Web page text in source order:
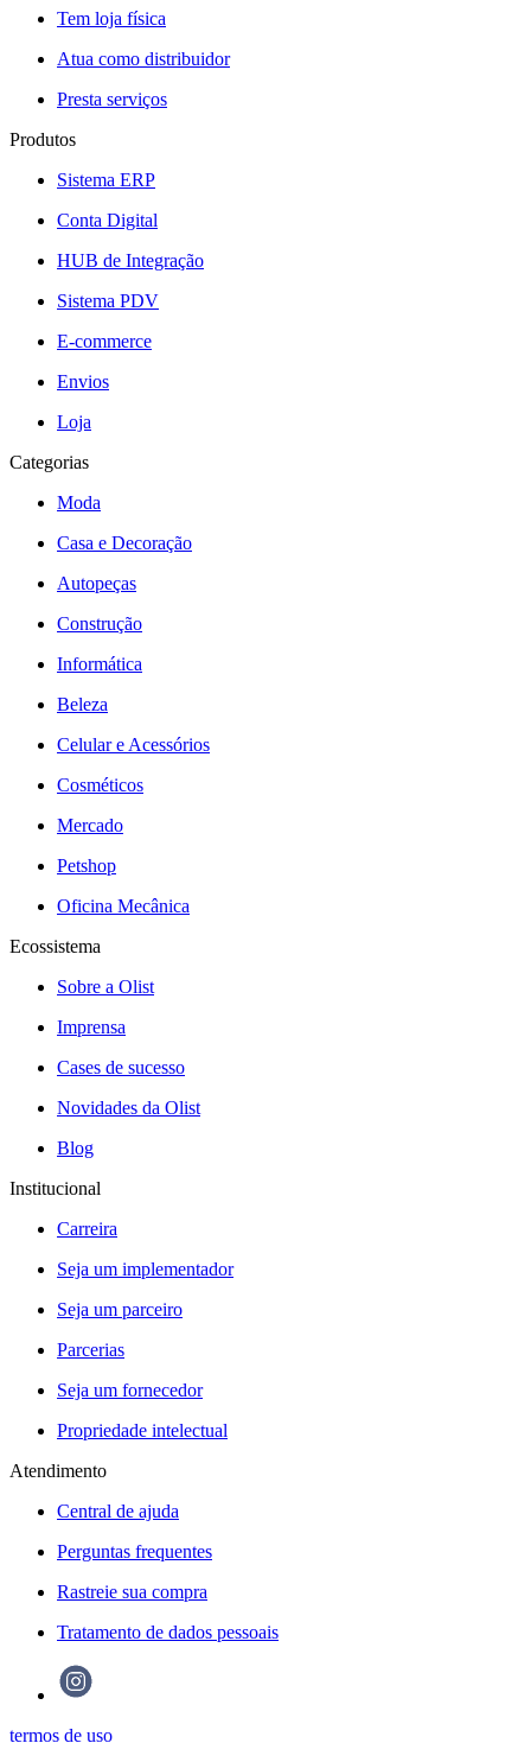
Tem loja física
Atua como distribuidor
Presta serviços
Produtos
Sistema ERP
Conta Digital
HUB de Integração
Sistema PDV
E-commerce
Envios
Loja
Categorias
Moda
Casa e Decoração
Autopeças
Construção
Informática
Beleza
Celular e Acessórios
Cosméticos
Mercado
Petshop
Oficina Mecânica
Ecossistema
Sobre a Olist
Imprensa
Cases de sucesso
Novidades da Olist
Blog
Institucional
Carreira
Seja um implementador
Seja um parceiro
Parcerias
Seja um fornecedor
Propriedade intelectual
Atendimento
Central de ajuda
Perguntas frequentes
Rastreie sua compra
Tratamento de dados pessoais
termos de uso